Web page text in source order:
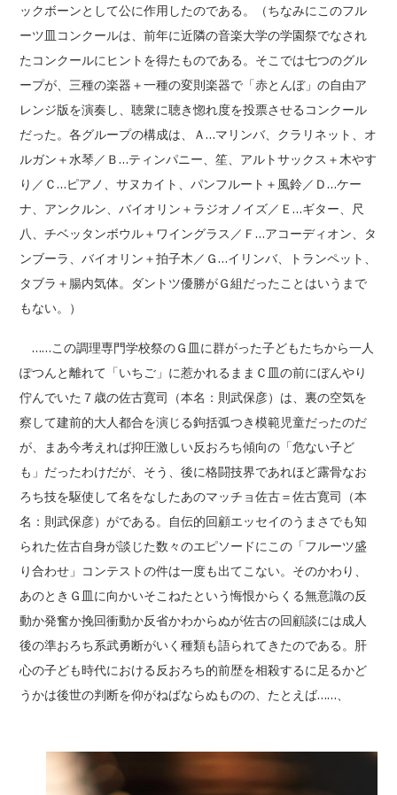
ックボーンとして公に作用したのである。（ちなみにこのフル
ーツ皿コンクールは、前年に近隣の音楽大学の学園祭でなされ
たコンクールにヒントを得たものである。そこでは七つのグル
ープが、三種の楽器＋一種の変則楽器で「赤とんぼ」の自由ア
レンジ版を演奏し、聴衆に聴き惚れ度を投票させるコンクール
だった。各グループの構成は、Ａ…マリンバ、クラリネット、オ
ルガン＋水琴／Ｂ…ティンパニー、笙、アルトサックス＋木やす
り／Ｃ…ピアノ、サヌカイト、パンフルート＋風鈴／Ｄ…ケー
ナ、アンクルン、バイオリン＋ラジオノイズ／Ｅ…ギター、尺
八、チベッタンボウル＋ワイングラス／Ｆ…アコーディオン、タ
ンブーラ、バイオリン＋拍子木／Ｇ…イリンバ、トランペット、
タブラ＋腸内気体。ダントツ優勝がＧ組だったことはいうまで
もない。）
……この調理専門学校祭のＧ皿に群がった子どもたちから一人
ぽつんと離れて「いちご」に惹かれるままＣ皿の前にぼんやり
佇んでいた７歳の佐古寛司（本名：則武保彦）は、裏の空気を
察して建前的大人都合を演じる鉤括弧つき模範児童だったのだ
が、まあ今考えれば抑圧激しい反おろち傾向の「危ない子ど
も」だったわけだが、そう、後に格闘技界であれほど露骨なお
ろち技を駆使して名をなしたあのマッチョ佐古＝佐古寛司（本
名：則武保彦）がである。自伝的回顧エッセイのうまさでも知
られた佐古自身が談じた数々のエピソードにこの「フルーツ盛
り合わせ」コンテストの件は一度も出てこない。そのかわり、
あのときＧ皿に向かいそこねたという悔恨からくる無意識の反
動か発奮か挽回衝動か反省かわからぬが佐古の回顧談には成人
後の準おろち系武勇断がいく種類も語られてきたのである。肝
心の子ども時代における反おろち的前歴を相殺するに足るかど
うかは後世の判断を仰がねばならぬものの、たとえば……、